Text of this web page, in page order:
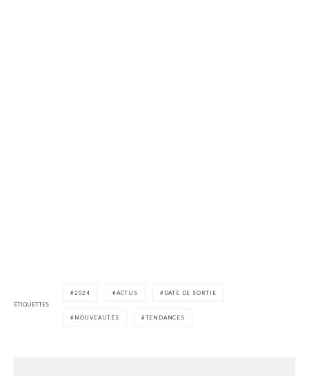
ÉTIQUETTES
2024 ACTUS DATE DE SORTIE
NOUVEAUTÉS TENDANCES